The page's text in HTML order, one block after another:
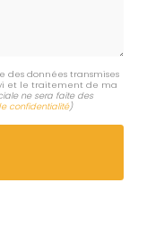
des données transmises
et le traitement de ma
ne sera faite des
confidentialité)